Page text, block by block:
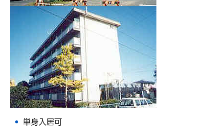
単身入居可